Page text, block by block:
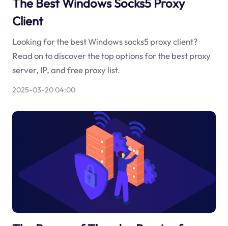
Client
Looking for the best Windows socks5 proxy client?
Read on to discover the top options for the best proxy
server, IP, and free proxy list.
2025-03-20 04:00